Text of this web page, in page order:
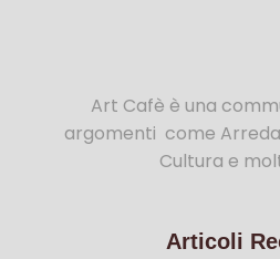
Art Cafè è una
argomenti come
Cultura e
Articoli